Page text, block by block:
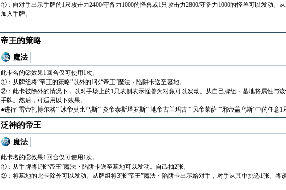
①：向对手出示手牌的1只攻击力2400/守备力1000的怪兽或1只攻击力2800/守备力1000的怪兽可以发动。
加入手牌。
帝王的策略
魔法
此卡名的②效果1回合仅可使用1次。
①：从牌组将“帝王的策略”以外的1张“帝王”魔法・陷阱卡送至墓地。
②：此卡被除外的情况下，以对手场上的1只表侧表示怪兽为对象可以发动。从自己牌组・墓地将属性与
手牌。然后，可适用以下效果。
●进行“雷帝扎博尔格”“冰帝莫比乌斯”“炎帝泰斯塔罗斯”“地帝古兰玛古”“风帝莱萨”“邪帝盖乌斯”中的任意1
泛神的帝王
魔法
此卡名的②效果1回合仅可使用1次。
①：从手牌将1张“帝王”魔法・陷阱卡送至墓地可以发动。自己抽2张。
②：将墓地的此卡除外可以发动。从牌组将3张“帝王”魔法・陷阱卡出示给对手，对手从其中挑选1张。将